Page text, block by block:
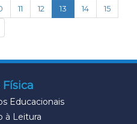
11 12 13 (current)
14
15
Física
Educacionais
à Leitura